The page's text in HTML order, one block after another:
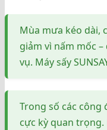
Mùa mưa kéo dài,
giảm vì nấm mốc
vụ. Máy sấy
Trong số các công
cực kỳ quan